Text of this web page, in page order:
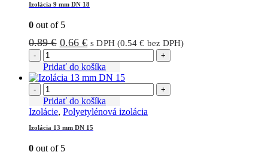
Izolácia 9 mm DN 18
0 out of 5
0.89€ Pôvodná
bola:
0.89 €.
0.66€Aktuálna
je:
0.66 €.
s DPH (0.54€ bez DPH)
- +
Pridať do košíka
- +
Pridať do košíka
Izolácie, Polyetylénová izolácia
Izolácia 13 mm DN 15
0 out of 5